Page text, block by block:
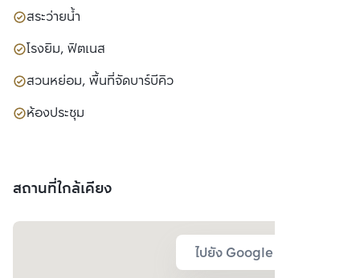
สระว่ายน้ำ
โรงยิม, ฟิตเนส
สวนหย่อม, พื้นที่จัดบาร์บีคิว
ห้องประชุม
สถานที่ใกล้เคียง
ไปยัง Google Map